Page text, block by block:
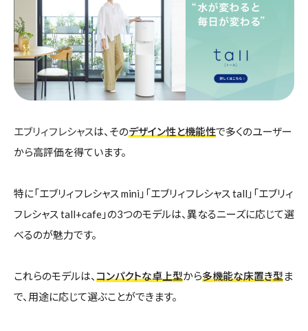
エブリィフレシャスは、そのデザイン性と機能性で多くのユーザー
から高評価を得ています。
特に「エブリィフレシャス mini」「エブリィフレシャス tall」「エブリィ
フレシャス tall+cafe」の3つのモデルは、異なるニーズに応じて選
べるのが魅力です。
これらのモデルは、 コンパクトな卓上型から多機能な床置き型ま
で、用途に応じて選ぶことができます。